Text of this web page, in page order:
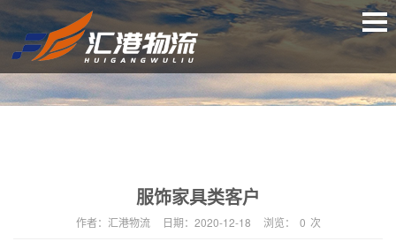
服饰家具类客户
作者： 汇港物流 日期： 2020-12-18 浏览： 0 次